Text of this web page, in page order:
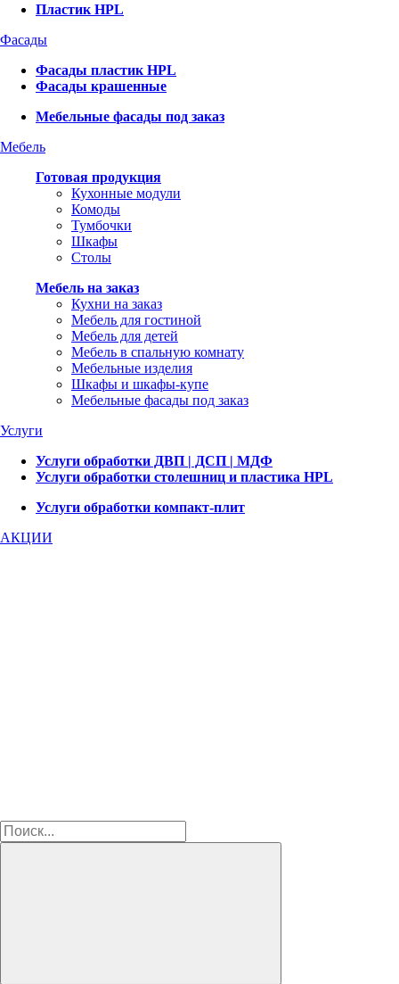
Пластик HPL
Фасады
Фасады пластик HPL
Фасады крашенные
Мебельные фасады под заказ
Мебель
Готовая продукция
Кухонные модули
Комоды
Тумбочки
Шкафы
Столы
Мебель на заказ
Кухни на заказ
Мебель для гостиной
Мебель для детей
Мебель в спальную комнату
Мебельные изделия
Шкафы и шкафы-купе
Мебельные фасады под заказ
Услуги
Услуги обработки ДВП | ДСП | МДФ
Услуги обработки столешниц и пластика HPL
Услуги обработки компакт-плит
АКЦИИ